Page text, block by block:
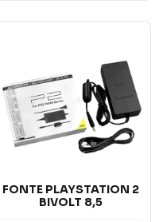
FONTE PLAYSTATION 2
BIVOLT 8,5